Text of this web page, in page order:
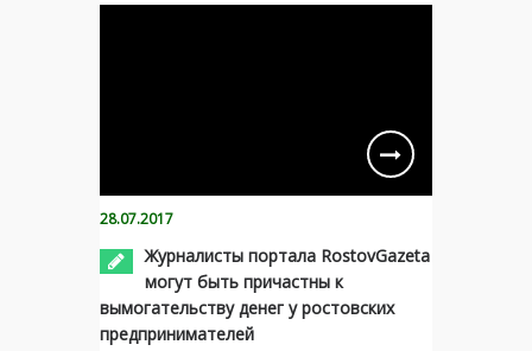
28.07.2017
Журналисты портала RostovGazeta
могут быть причастны к
вымогательству денег у ростовских
предпринимателей